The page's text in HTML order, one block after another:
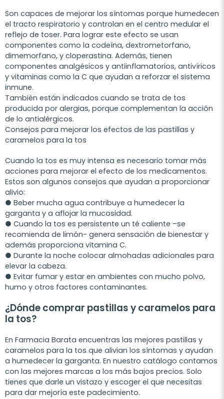
Son capaces de mejorar los síntomas porque humedecen
el tracto respiratorio y controlan en el centro medular el
reflejo de toser. Para lograr este efecto se usan
componentes como la codeína, dextrometorfano,
dimemorfano, y cloperastina. Además, tienen
componentes analgésicos y antiinflamatorios, antivíricos
y vitaminas como la C que ayudan a reforzar el sistema
inmune.
También están indicados cuando se trata de tos
producida por alergias, porque complementan la acción
de lo antialérgicos.
Consejos para mejorar los efectos de las pastillas y
caramelos para la tos
Cuando la tos es muy intensa es necesario tomar más
acciones para mejorar el efecto de los medicamentos.
Estos son algunos consejos que ayudan a proporcionar
alivio:
● Beber mucha agua contribuye a humedecer la
garganta y a aflojar la mucosidad.
● Cuando la tos es persistente un té caliente –se
recomienda de limón- genera sensación de bienestar y
además proporciona vitamina C.
● Durante la noche colocar almohadas adicionales para
elevar la cabeza.
● Evitar fumar y estar en ambientes con mucho polvo,
humo y otros factores contaminantes.
¿Dónde comprar pastillas y caramelos para
la tos?
En Farmacia Barata encuentras las mejores pastillas y
caramelos para la tos que alivian los síntomas y ayudan
a humedecer la garganta. En nuestro catálogo contamos
con las mejores marcas a los más bajos precios. Solo
tienes que darle un vistazo y escoger el que necesitas
para dar mejoría este padecimiento.